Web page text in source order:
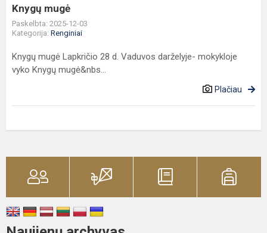
Knygų mugė
Paskelbta: 2025-12-03
Kategorija: Renginiai
Knygų mugė Lapkričio 28 d. Vaduvos darželyje- mokykloje
vyko Knygų mugė&nbs...
Plačiau